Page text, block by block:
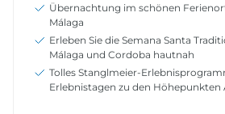
Übernachtung im schönen
Málaga
Erleben Sie die Semana Santa
Málaga und Cordoba hautnah
Tolles Stanglmeier-
Erlebnistagen zu den Höhepunkten